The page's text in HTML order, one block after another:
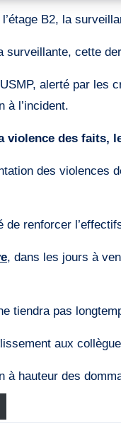
B2, la
surveillante, cette
alerté par
à l’incident.
des faits,
des violences
de renforcer
, dans les jours à
tiendra pas
aux
à hauteur des